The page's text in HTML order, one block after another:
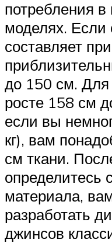
потребления
моделях. Если
составляет
до 150 см.
росте 158 см
если вы
кг), вам
см ткани.
определитесь
материала,
разработать
джинсов